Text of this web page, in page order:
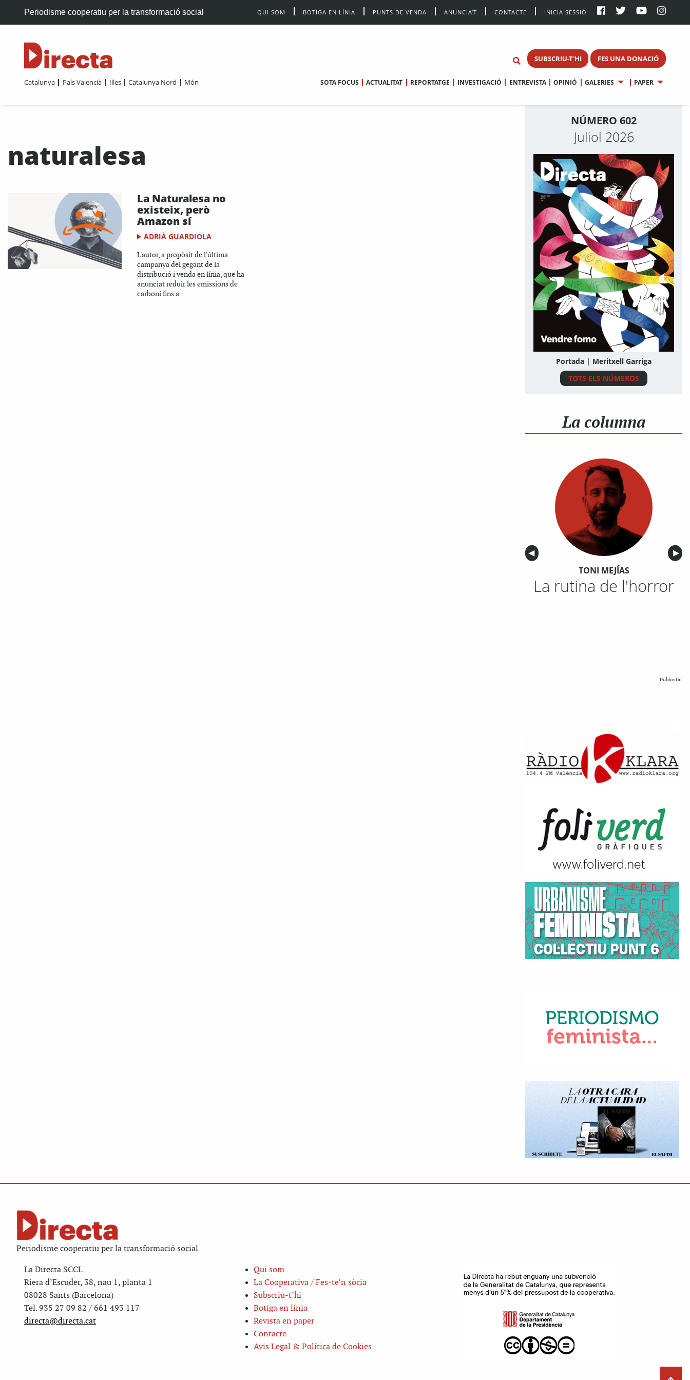
Periodisme cooperatiu per la transformació social QUI SOM BOTIGA EN LÍNIA PUNTS DE VENDA ANUNCIA’T CONTACTE INICIA SESSIÓ
SUBSCRIU-T'HI FES UNA DONACIÓ
Catalunya País Valencià Illes Catalunya Nord Món SOTA FOCUS ACTUALITAT REPORTATGE INVESTIGACIÓ ENTREVISTA OPINIÓ GALERIES PAPER
naturalesa
La Naturalesa no
existeix, però
Amazon sí
ADRIÀ GUARDIOLA
L'autor, a propòsit de l'última
campanya del gegant de la
distribució i venda en línia, que ha
anunciat reduir les emissions de
carboni fins a...
NÚMERO 602
Juliol 2026
Portada | Meritxell Garriga
TOTS ELS NÚMEROS
La columna
Anterior
◀︎ ▶︎
TONI MEJÍAS
La rutina de l'horror
Publicitat
Periodisme cooperatiu per la transformació social
La Directa SCCL
Riera d’Escuder, 38, nau 1, planta 1
08028 Sants (Barcelona)
Tel. 935 27 09 82 / 661 493 117
directa@directa.cat
Qui som
La Cooperativa / Fes-te’n sòcia
Subscriu-t’hi
Botiga en línia
Revista en paper
Contacte
Avis Legal & Política de Cookies